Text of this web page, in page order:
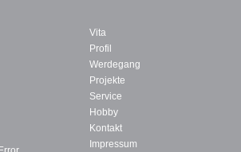
Vita
Profil
Werdegang
Projekte
Service
Hobby
Kontakt
Impressum